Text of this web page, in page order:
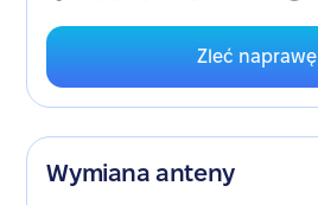
Zleć naprawę
Wymiana anteny